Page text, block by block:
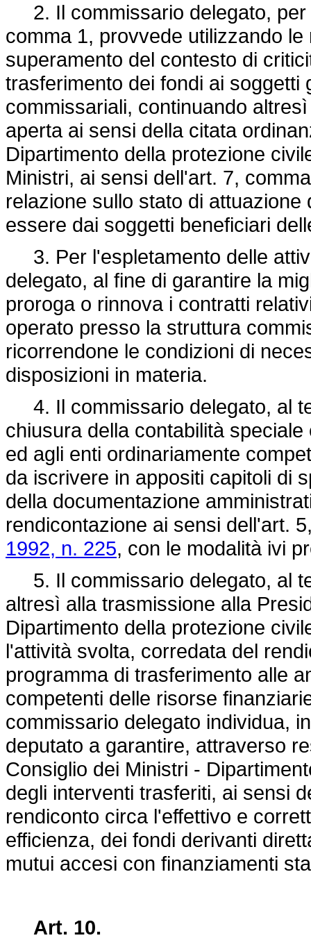
2. Il commissario delegato, per
comma 1, provvede utilizzando
superamento del contesto di
trasferimento dei fondi ai
commissariali, continuando
aperta ai sensi della citata
Dipartimento della protezione
Ministri, ai sensi dell'art. 7,
relazione sullo stato di
essere dai soggetti beneficiari
3. Per l'espletamento delle
delegato, al fine di garantire la
proroga o rinnova i contratti
operato presso la struttura
ricorrendone le condizioni di
disposizioni in materia.
4. Il commissario delegato, al
chiusura della contabilità
ed agli enti ordinariamente
da iscrivere in appositi capitoli di
della documentazione
rendicontazione ai sensi dell'art.
1992, n. 225, con le modalità ivi
5. Il commissario delegato, al
altresì alla trasmissione alla
Dipartimento della protezione
l'attività svolta, corredata del
programma di trasferimento alle
competenti delle risorse
commissario delegato individua,
deputato a garantire, attraverso
Consiglio dei Ministri -
degli interventi trasferiti, ai sensi
rendiconto circa l'effettivo e
efficienza, dei fondi derivanti
mutui accesi con finanziamenti
Art. 10.